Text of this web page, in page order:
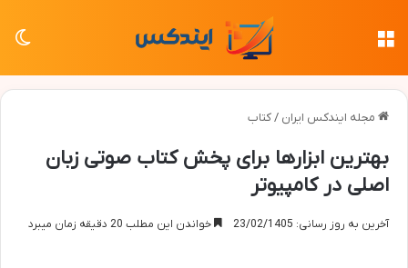
مجله ایندکس ایران /کتاب
بهترین ابزارها برای پخش کتاب صوتی زبان
اصلی در کامپیوتر
آخرین به روز رسانی: 23/02/1405 خواندن این مطلب 20 دقیقه زمان میبرد